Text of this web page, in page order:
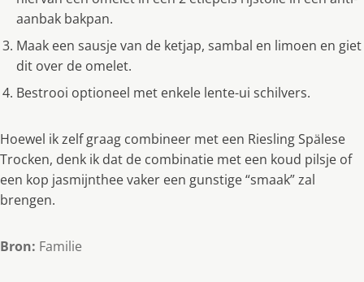
aanbak bakpan.
Maak een sausje van de ketjap, sambal en limoen en giet
dit over de omelet.
Bestrooi optioneel met enkele lente-ui schilvers.
Hoewel ik zelf graag combineer met een Riesling Spälese
Trocken, denk ik dat de combinatie met een koud pilsje of
een kop jasmijnthee vaker een gunstige “smaak” zal
brengen.
Bron: Familie